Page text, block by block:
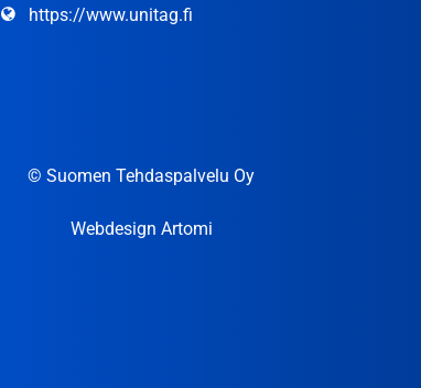
https://www.unitag.fi
© Suomen Tehdaspalvelu Oy
Webdesign Artomi